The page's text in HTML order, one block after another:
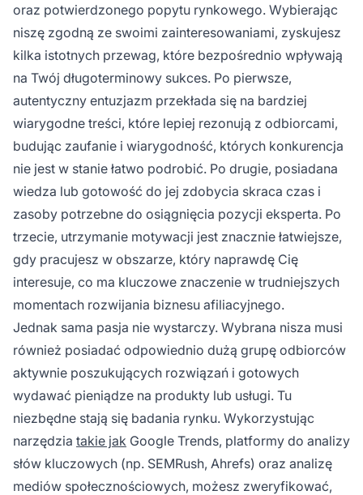
oraz potwierdzonego popytu rynkowego. Wybierając
niszę zgodną ze swoimi zainteresowaniami, zyskujesz
kilka istotnych przewag, które bezpośrednio wpływają
na Twój długoterminowy sukces. Po pierwsze,
autentyczny entuzjazm przekłada się na bardziej
wiarygodne treści, które lepiej rezonują z odbiorcami,
budując zaufanie i wiarygodność, których konkurencja
nie jest w stanie łatwo podrobić. Po drugie, posiadana
wiedza lub gotowość do jej zdobycia skraca czas i
zasoby potrzebne do osiągnięcia pozycji eksperta. Po
trzecie, utrzymanie motywacji jest znacznie łatwiejsze,
gdy pracujesz w obszarze, który naprawdę Cię
interesuje, co ma kluczowe znaczenie w trudniejszych
momentach rozwijania biznesu afiliacyjnego.
Jednak sama pasja nie wystarczy. Wybrana nisza musi
również posiadać odpowiednio dużą grupę odbiorców
aktywnie poszukujących rozwiązań i gotowych
wydawać pieniądze na produkty lub usługi. Tu
niezbędne stają się badania rynku. Wykorzystując
narzędzia takie jak Google Trends, platformy do analizy
słów kluczowych (np. SEMRush, Ahrefs) oraz analizę
mediów społecznościowych, możesz zweryfikować,